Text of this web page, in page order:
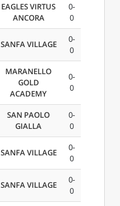
EAGLES VIRTUS
ANCORA
0-
0
SANFA VILLAGE
0-
0
MARANELLO
GOLD
ACADEMY
0-
0
SAN PAOLO
GIALLA
0-
0
SANFA VILLAGE
0-
0
SANFA VILLAGE
0-
0